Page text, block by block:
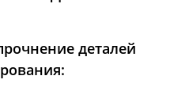
деталей